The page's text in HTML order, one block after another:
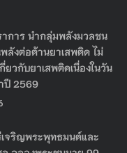
การ นำกลุ่มพลังมวลชน
ลังต่อต้านยาเสพติด ไม่
ยวกับยาเสพติดเนื่องในวัน
ปี 2569
จริญพระพุทธมนต์และ